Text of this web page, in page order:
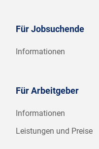
Für Jobsuchende
Informationen
Für Arbeitgeber
Informationen
Leistungen und Preise